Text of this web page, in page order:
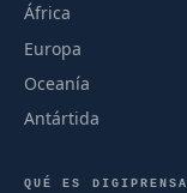
África
Europa
Oceanía
Antártida
QUÉ ES DIGIPRENSA